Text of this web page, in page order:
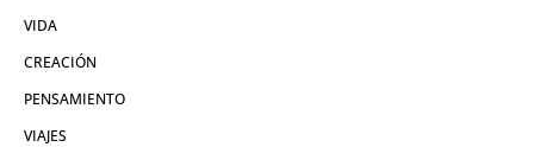
VIDA
CREACIÓN
PENSAMIENTO
VIAJES